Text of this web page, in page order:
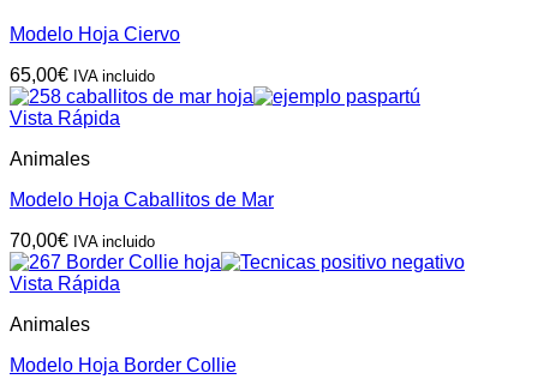
Modelo Hoja Ciervo
65,00€ IVA incluido
Vista Rápida
Animales
Modelo Hoja Caballitos de Mar
70,00€ IVA incluido
Vista Rápida
Animales
Modelo Hoja Border Collie